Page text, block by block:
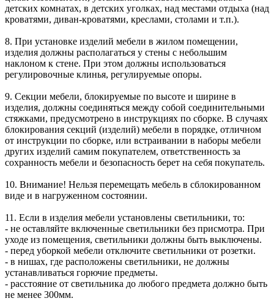
детских комнатах, в детских уголках, над местами отдыха (над
кроватями, диван-кроватями, креслами, столами и т.п.).
8. При установке изделий мебели в жилом помещении,
изделия должны располагаться у стены с небольшим
наклоном к стене. При этом должны использоваться
регулировочные клинья, регулируемые опоры.
9. Секции мебели, блокируемые по высоте и ширине в
изделия, должны соединяться между собой соединительными
стяжками, предусмотрено в инструкциях по сборке. В случаях
блокирования секций (изделий) мебели в порядке, отличном
от инструкции по сборке, или встраивании в наборы мебели
других изделий самим покупателем, ответственность за
сохранность мебели и безопасность берет на себя покупатель.
10. Внимание! Нельзя перемещать мебель в сблокированном
виде и в нагруженном состоянии.
11. Если в изделия мебели установлены светильники, то:
- не оставляйте включенные светильники без присмотра. При
уходе из помещения, светильники должны быть выключены.
- перед уборкой мебели отключите светильники от розетки.
- в нишах, где расположены светильники, не должны
устанавливаться горючие предметы.
- расстояние от светильника до любого предмета должно быть
не менее 300мм.